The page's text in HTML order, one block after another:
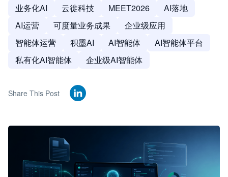
业务化AI 云徙科技 MEET2026
AI落地
AI运营
可度量业务成果
企业级应用
智能体运营
积墨AI AI智能体
AI智能体平台
私有化AI智能体
企业级AI智能体
Share This Post